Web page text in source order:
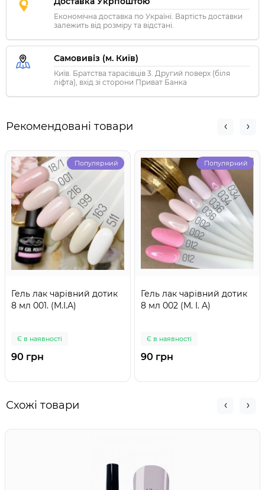
Економічна доставка по Україні. Вартість доставки
залежить від розміру та відстані.
Самовивіз (м. Київ)
Київ. Братства тарасівців 3. Другий поверх (біля
ліфта), вхід зі сторони Приват Банка
Рекомендовані товари
Популярний
Гель лак чарівний дотик
8 мл 001. (M.I.A)
Є в наявності
90 грн
Популярний
Гель лак чарівний дотик
8 мл 002 (M. I. A)
Є в наявності
90 грн
Схожі товари